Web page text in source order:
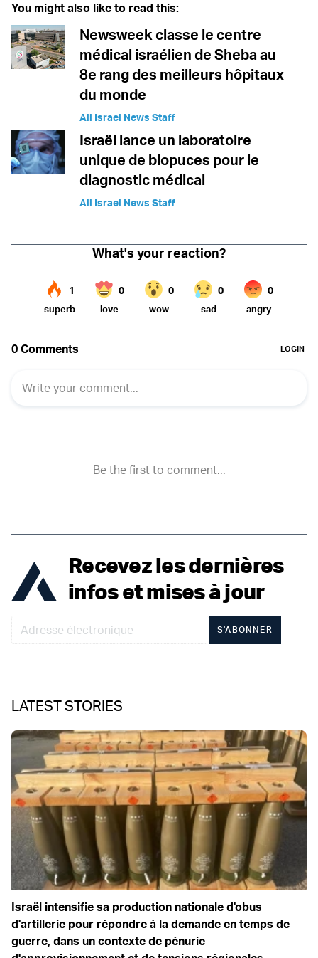
You might also like to read this:
Newsweek classe le centre
médical israélien de Sheba au
8e rang des meilleurs hôpitaux
du monde
All Israel News Staff
Israël lance un laboratoire
unique de biopuces pour le
diagnostic médical
All Israel News Staff
Recevez les dernières
infos et mises à jour
S'ABONNER
LATEST STORIES
Israël intensifie sa production nationale d'obus
d'artillerie pour répondre à la demande en temps de
guerre, dans un contexte de pénurie